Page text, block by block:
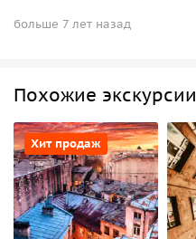
больше 7 лет назад
Похожие экскурсии
Хит продаж